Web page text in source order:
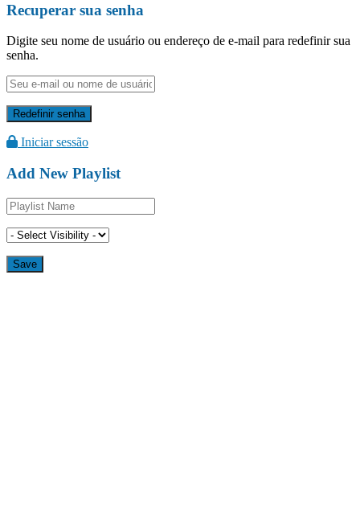
Recuperar sua senha
Digite seu nome de usuário ou endereço de e-mail para redefinir sua
senha.
Iniciar sessão
Add New Playlist